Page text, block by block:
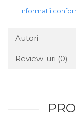
Informatii
Autori
Review-uri (0)